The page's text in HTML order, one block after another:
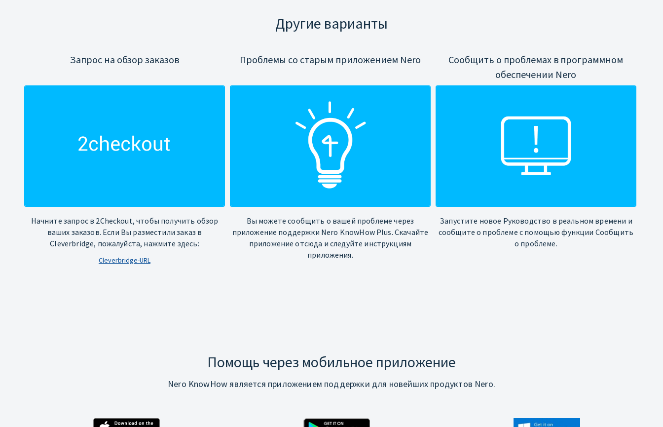
Другие варианты
Запрос на обзор заказов
Начните запрос в 2Checkout, чтобы получить обзор
ваших заказов. Если Вы разместили заказ в
Cleverbridge, пожалуйста, нажмите здесь:
Cleverbridge-URL
Проблемы со старым приложением Nero
Вы можете сообщить о вашей проблеме через
приложение поддержки Nero KnowHow Plus. Скачайте
приложение отсюда и следуйте инструкциям
приложения.
Сообщить о проблемах в программном
обеспечении Nero
Запустите новое Руководство в реальном времени и
сообщите о проблеме с помощью функции Сообщить
о проблеме.
Помощь через мобильное приложение
Nero KnowHow является приложением поддержки для новейших продуктов Nero.